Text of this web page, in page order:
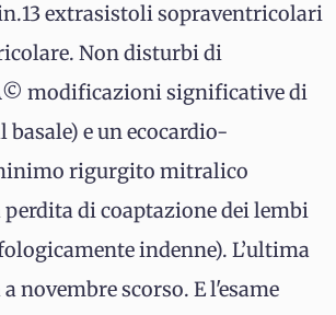
extrasistoli sopraventricolari
Non disturbi di
modificazioni significative di
basale) e un ecocardio-
rigurgito mitralico
di coaptazione dei lembi
indenne). L’ultima
novembre scorso. E l'esame